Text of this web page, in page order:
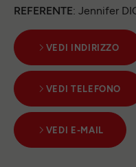
REFERENTE: Jennifer
VEDI INDIRIZZO
VEDI TELEFONO
VEDI E-MAIL